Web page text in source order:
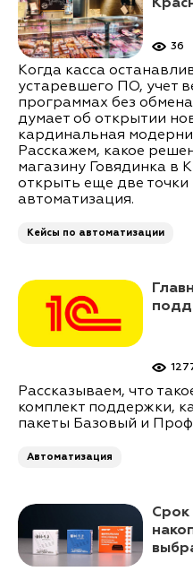
36
Когда касса
устаревшего ПО, учет
программах без
думает об открытии
кардинальная
Расскажем, какое
магазину Говядинка в
открыть еще две точки
автоматизация.
Кейсы по автоматизации
Рассказываем, что
комплект поддержки,
пакеты Базовый и Проф,
Автоматизация
Срок